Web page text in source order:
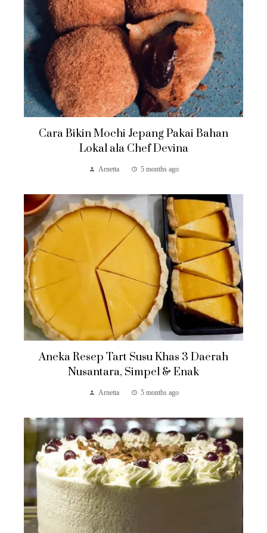
Cara Bikin Mochi Jepang Pakai Bahan
Lokal ala Chef Devina
Arnetta 5 months ago
Aneka Resep Tart Susu Khas 3 Daerah
Nusantara, Simpel & Enak
Arnetta 5 months ago